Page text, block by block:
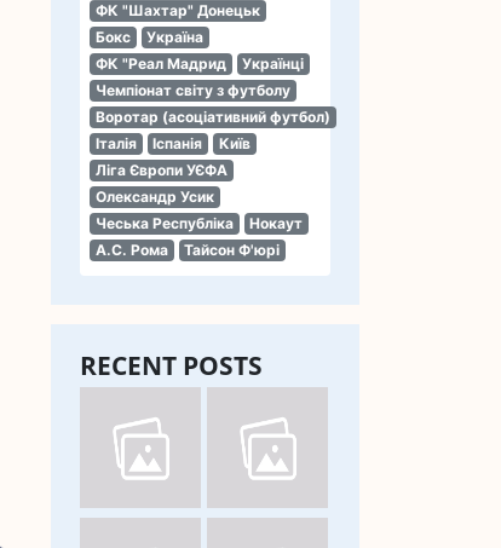
ФК "Шахтар" Донецьк
Бокс
Україна
ФК "Реал Мадрид
Українці
Чемпіонат світу з футболу
Воротар (асоціативний футбол)
Італія
Іспанія
Київ
Ліга Європи УЄФА
Олександр Усик
Чеська Республіка
Нокаут
А.С. Рома
Тайсон Ф'юрі
RECENT POSTS